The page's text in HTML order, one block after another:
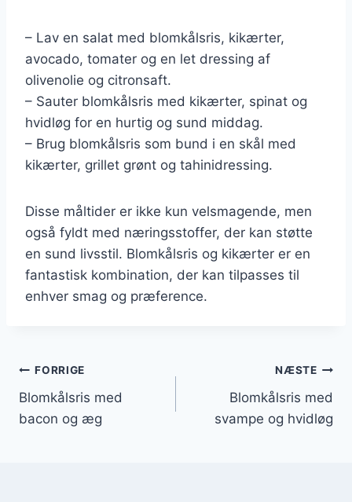
– Lav en salat med blomkålsris, kikærter,
avocado, tomater og en let dressing af
olivenolie og citronsaft.
– Sauter blomkålsris med kikærter, spinat og
hvidløg for en hurtig og sund middag.
– Brug blomkålsris som bund i en skål med
kikærter, grillet grønt og tahinidressing.
Disse måltider er ikke kun velsmagende, men
også fyldt med næringsstoffer, der kan støtte
en sund livsstil. Blomkålsris og kikærter er en
fantastisk kombination, der kan tilpasses til
enhver smag og præference.
Indlægsnavigation
FORRIGE
Blomkålsris med
bacon og æg
NÆSTE
Blomkålsris med
svampe og hvidløg